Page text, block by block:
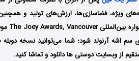
ویژه، فضاسازی‌ها، ارزش‌های تولید و
سم اشه آرنولد شود؛ شما می‌توانید نسخه
از وبسایت دوستی ها دانلود و تماشا کنید.